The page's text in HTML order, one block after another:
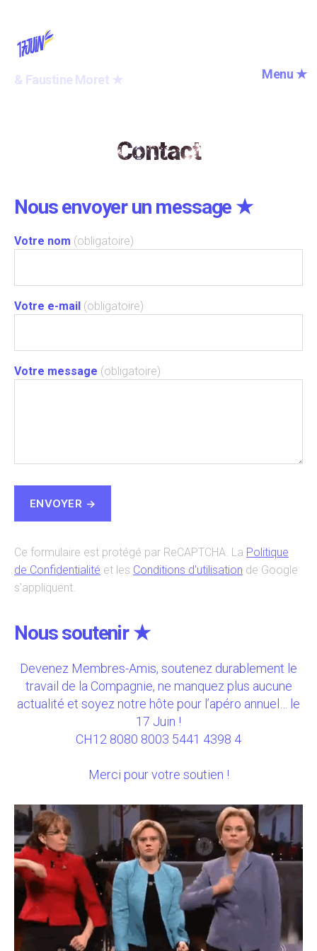
Compagnie
du
& Faustine Moret ★ Menu ★
Contact
Nous envoyer un message ★
Votre nom (obligatoire)
Votre e-mail (obligatoire)
Votre message (obligatoire)
Ce formulaire est protégé par ReCAPTCHA. La Politique
de Confidentialité et les Conditions d'utilisation de Google
s'appliquent.
Nous soutenir ★
Devenez Membres-Amis, soutenez durablement le
travail de la Compagnie, ne manquez plus aucune
actualité et soyez notre hôte pour l’apéro annuel… le
17 Juin !
CH12 8080 8003 5441 4398 4
Merci pour votre soutien !